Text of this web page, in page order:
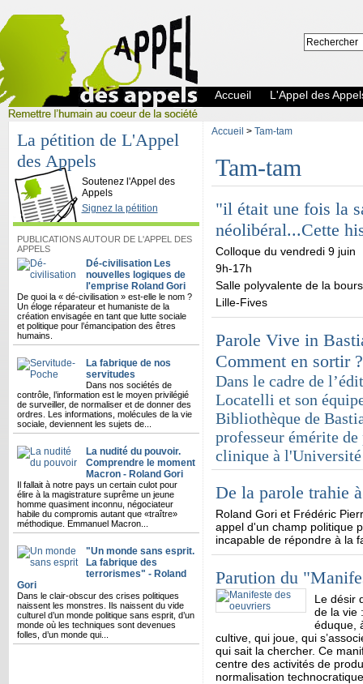
L'Appel des Appels
Accueil L'Appel des
La pétition de L'Appel
des Appels
Soutenez l'Appel des
Appels
Signez la pétition
PUBLICATIONS AUTOUR DE L'APPEL DES
APPELS
Dé-civilisation Les
nouvelles logiques de
l'emprise Roland Gori
De quoi la « dé-civilisation » est-elle le nom ?
Un éloge réparateur et humaniste de la
création envisagée en tant que lutte sociale
et politique pour l’émancipation des êtres
humains.
La fabrique de nos
servitudes
Dans nos sociétés de
contrôle, l’information est le moyen privilégié
de surveiller, de normaliser et de donner des
ordres. Les informations, molécules de la vie
sociale, deviennent les sujets de...
La nudité du pouvoir.
Comprendre le moment
Macron - Roland Gori
Il fallait à notre pays un certain culot pour
élire à la magistrature suprême un jeune
homme quasiment inconnu, négociateur
habile du compromis autant que «traître»
méthodique. Emmanuel Macron...
"Un monde sans esprit.
La fabrique des
terrorismes" - Roland
Gori
Dans le clair-obscur des crises politiques
naissent les monstres. Ils naissent du vide
culturel d’un monde politique sans esprit, d’un
monde où les techniques sont devenues
folles, d’un monde qui...
Accueil > Tam-tam
Tam-tam
"il était une fois la
néolibéral...Cette
Colloque du vendredi 9 juin
9h-17h
Salle polyvalente de la
Lille-Fives
Parole Vive in
Comment en sortir
Dans le cadre de
Locatelli et son
Bibliothèque de
professeur émérite
clinique à
De la parole trahie
Roland Gori et Frédéric
appel d'un champ politique
incapable de répondre à la
Parution du
Le désir
de la vie
éduque,
cultive, qui joue, qui
qui sait la chercher. Ce
centre des activités de
normalisation